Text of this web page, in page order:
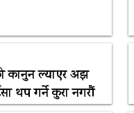
कानुन ल्याएर अझ
थप गर्ने कुरा नगरौं